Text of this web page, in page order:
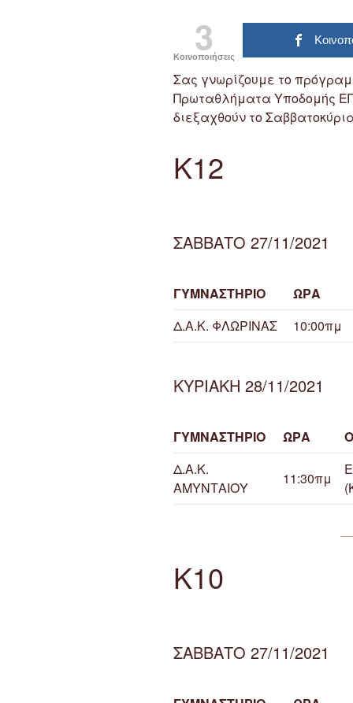
3
Κοινοποιήσεις
Σας γνωρίζουμε το
Πρωταθλήματα Υποδομής
διεξαχθούν το
Κ12
ΣΑΒΒΑΤΟ 27/11/2021
ΓΥΜΝΑΣΤΗΡΙΟ ΩΡΑ
Δ.Α.Κ. ΦΛΩΡΙΝΑΣ
10:00πμ
ΚΥΡΙΑΚΗ 28/11/2021
ΓΥΜΝΑΣΤΗΡΙΟ ΩΡΑ
Δ.Α.Κ.
ΑΜΥΝΤΑΙΟΥ
11:30πμ
Κ10
ΣΑΒΒΑΤΟ 27/11/2021